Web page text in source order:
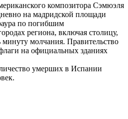
композитора Сэмюэля
на мадридской площади
по погибшим
региона, включая столицу,
минуту молчания. Правительство
на официальных зданиях
умерших в Испании